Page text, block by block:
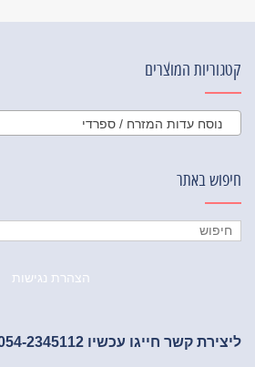
קטגוריות המוצרים
נוסח עדות המזרח / ספרדי
חיפוש באתר
הצהרת נגישות
ליצירת קשר חייגו עכשיו 054-2345112 (09:00-16:00)